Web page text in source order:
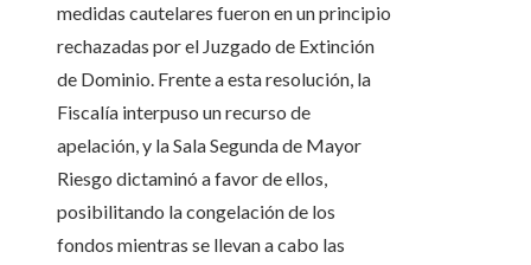
medidas cautelares fueron en un principio
rechazadas por el Juzgado de Extinción
de Dominio. Frente a esta resolución, la
Fiscalía interpuso un recurso de
apelación, y la Sala Segunda de Mayor
Riesgo dictaminó a favor de ellos,
posibilitando la congelación de los
fondos mientras se llevan a cabo las